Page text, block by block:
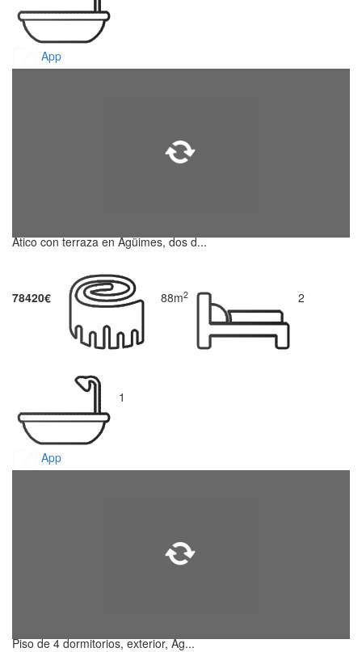
App
Atico con terraza en Agüimes, dos d...
78420€ 88m2 2
1
App
Piso de 4 dormitorios, exterior, Ag...